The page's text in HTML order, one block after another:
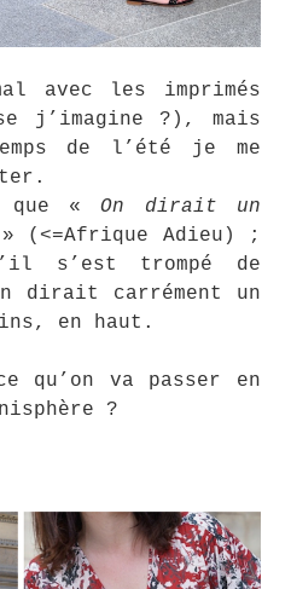
avec les imprimés
j’imagine ?), mais
de l’été je me
que «On dirait un
» (<=Afrique Adieu) ;
s’est trompé de
dirait carrément un
en haut.
qu’on va passer en
?